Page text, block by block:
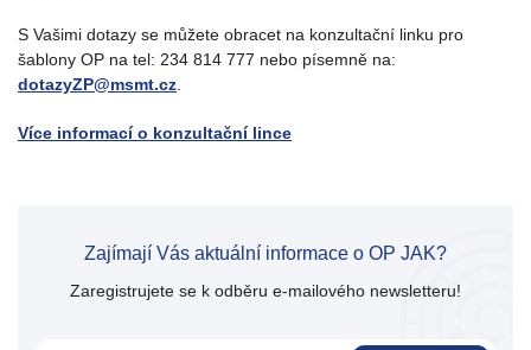
S Vašimi dotazy se můžete obracet na konzultační linku pro
šablony OP na tel: 234 814 777 nebo písemně na:
dotazyZP@msmt.cz
Více informací o konzultační lince
Zajímají Vás aktuální informace o OP JAK?
Zaregistrujete se k odběru e-mailového newsletteru!